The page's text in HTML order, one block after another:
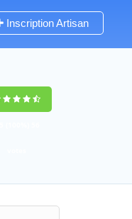
Inscription Artisan